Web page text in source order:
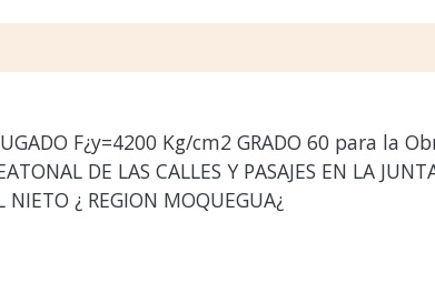
F¿y=4200 Kg/cm2 GRADO 60 para la
DE LAS CALLES Y PASAJES EN LA
¿ REGION MOQUEGUA¿